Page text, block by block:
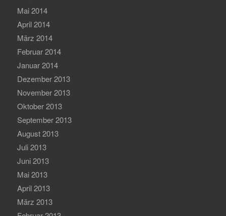
Mai 2014
April 2014
März 2014
Februar 2014
Januar 2014
Dezember 2013
November 2013
Oktober 2013
September 2013
August 2013
Juli 2013
Juni 2013
Mai 2013
April 2013
März 2013